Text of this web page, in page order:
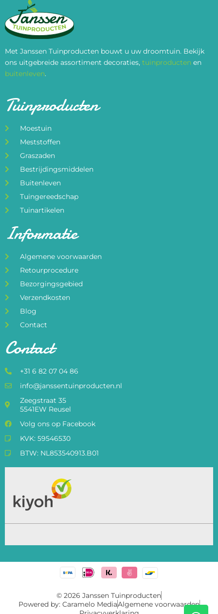
Met Janssen Tuinproducten bouwt u uw droomtuin. Bekijk
ons uitgebreide assortiment decoraties, tuinproducten en
buitenleven.
Tuinproducten
Moestuin
Meststoffen
Graszaden
Bestrijdingsmiddelen
Buitenleven
Tuingereedschap
Tuinartikelen
Informatie
Algemene voorwaarden
Retourprocedure
Bezorgingsgebied
Verzendkosten
Blog
Contact
Contact
+31 6 82 07 04 86
info@janssentuinproducten.nl
Zeegstraat 35
5541EW Reusel
Volg ons op Facebook
KVK: 59546530
BTW: NL853540913.B01
© 2026 Janssen Tuinproducten
Powered by: Caramelo MediaAlgemene voorwaarden